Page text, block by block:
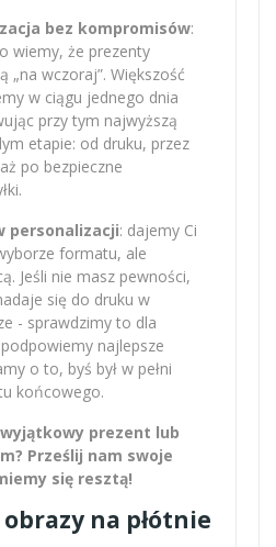
bez kompromisów:
wiemy, że prezenty
„na wczoraj”. Większość
w ciągu jednego dnia
przy tym najwyższą
etapie: od druku, przez
po bezpieczne
personalizacji: dajemy Ci
formatu, ale
Jeśli nie masz pewności,
się do druku w
- sprawdzimy to dla
najlepsze
o to, byś był w pełni
końcowego.
prezent lub
Prześlij nam swoje
się resztą!
na płótnie